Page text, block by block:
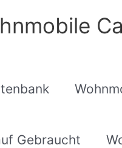
Gebraucht